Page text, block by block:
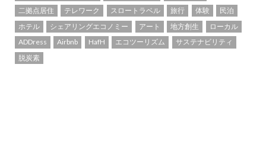
二拠点居住
テレワーク スロートラベル 旅行 体験
民泊
ホテル
シェアリングエコノミー アート 地方創生
ローカル
ADDress
Airbnb HafH エコツーリズム
サステナビリティ
脱炭素